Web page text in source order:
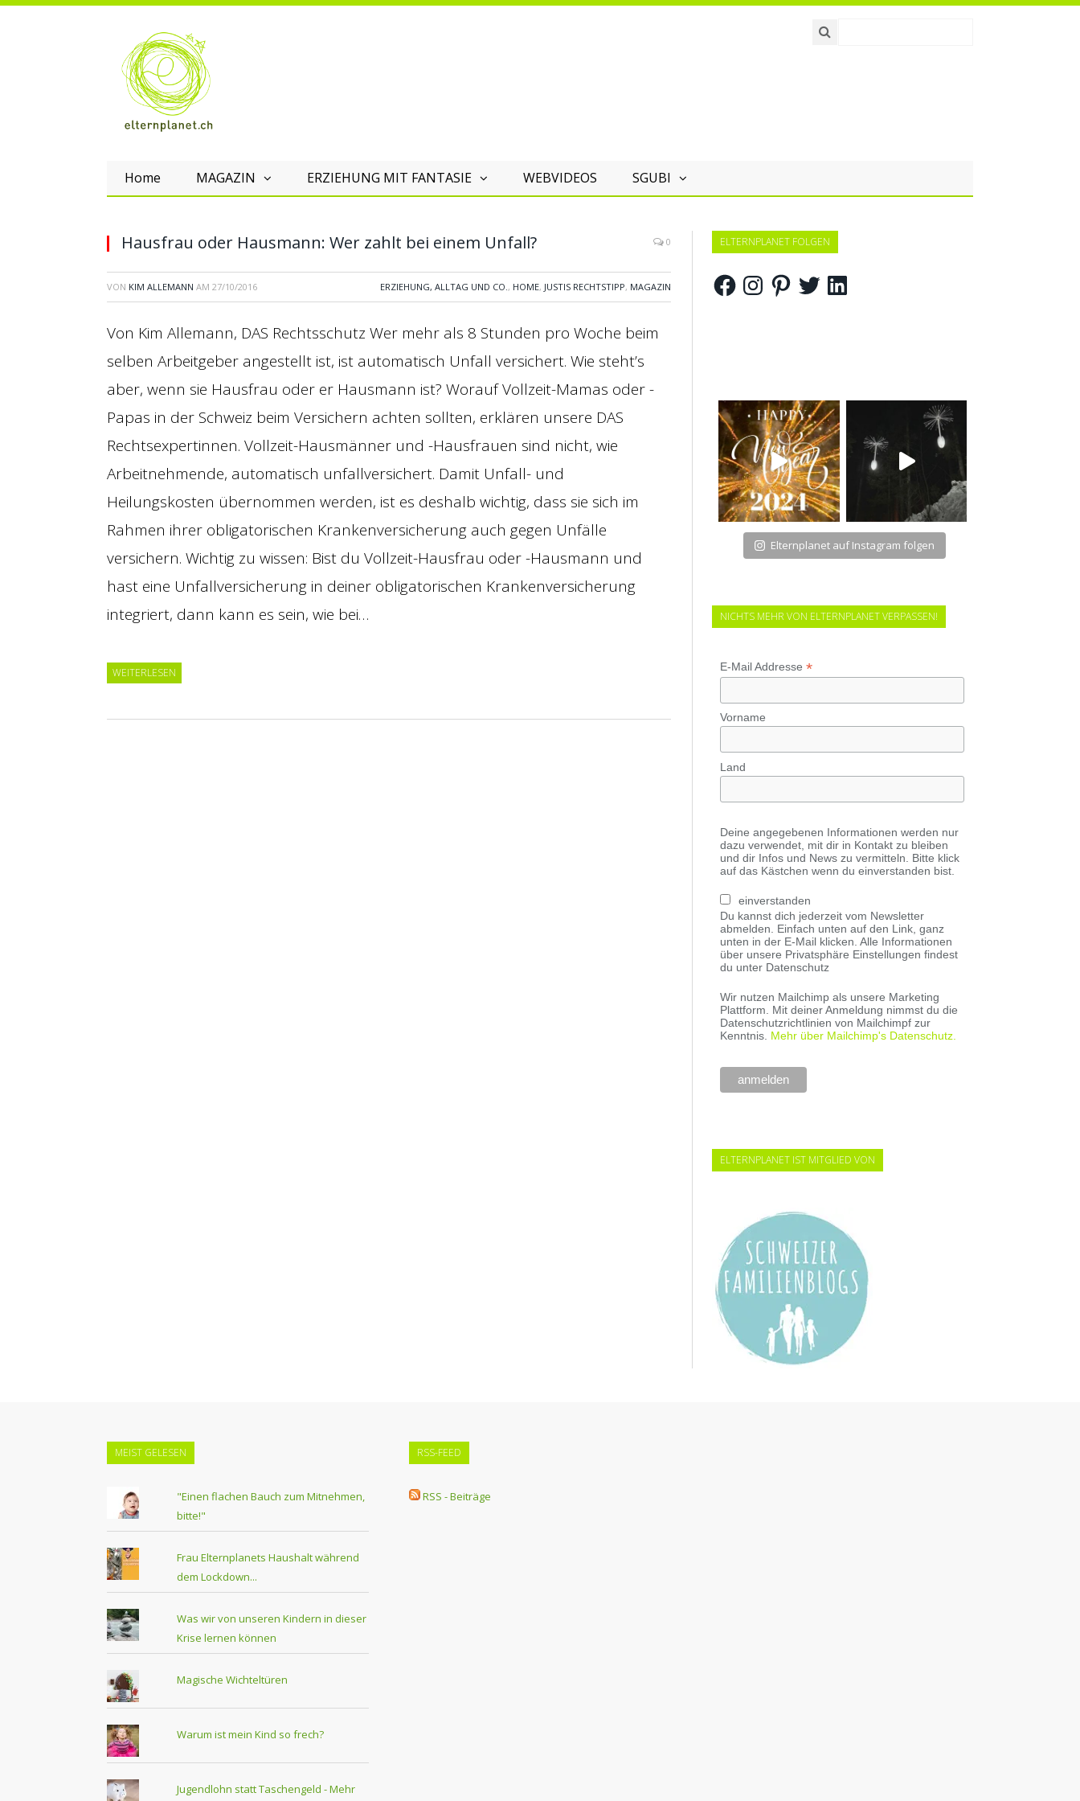
Home MAGAZIN ERZIEHUNG MIT FANTASIE WEBVIDEOS SGUBI
Hausfrau oder Hausmann: Wer zahlt bei einem Unfall? 0
VON KIM ALLEMANN AM 27/10/2016 ERZIEHUNG, ALLTAG UND CO., HOME, JUSTIS RECHTSTIPP, MAGAZIN
Von Kim Allemann, DAS Rechtsschutz Wer mehr als 8 Stunden pro Woche beim
selben Arbeitgeber angestellt ist, ist automatisch Unfall versichert. Wie steht’s
aber, wenn sie Hausfrau oder er Hausmann ist? Worauf Vollzeit-Mamas oder -
Papas in der Schweiz beim Versichern achten sollten, erklären unsere DAS
Rechtsexpertinnen. Vollzeit-Hausmänner und -Hausfrauen sind nicht, wie
Arbeitnehmende, automatisch unfallversichert. Damit Unfall- und
Heilungskosten übernommen werden, ist es deshalb wichtig, dass sie sich im
Rahmen ihrer obligatorischen Krankenversicherung auch gegen Unfälle
versichern. Wichtig zu wissen: Bist du Vollzeit-Hausfrau oder -Hausmann und
hast eine Unfallversicherung in deiner obligatorischen Krankenversicherung
integriert, dann kann es sein, wie bei…
WEITERLESEN
ELTERNPLANET FOLGEN
FacebookInstagramPinterestTwitterLinkedIn
Elternplanet auf Instagram folgen
NICHTS MEHR VON ELTERNPLANET VERPASSEN!
E-Mail Addresse *
Vorname
Land
Deine angegebenen Informationen werden nur
dazu verwendet, mit dir in Kontakt zu bleiben
und dir Infos und News zu vermitteln. Bitte klick
auf das Kästchen wenn du einverstanden bist.
einverstanden
Du kannst dich jederzeit vom Newsletter
abmelden. Einfach unten auf den Link, ganz
unten in der E-Mail klicken. Alle Informationen
über unsere Privatsphäre Einstellungen findest
du unter Datenschutz
Wir nutzen Mailchimp als unsere Marketing
Plattform. Mit deiner Anmeldung nimmst du die
Datenschutzrichtlinien von Mailchimpf zur
Kenntnis. Mehr über Mailchimp's Datenschutz.
ELTERNPLANET IST MITGLIED VON
MEIST GELESEN
"Einen flachen Bauch zum Mitnehmen,
bitte!"
Frau Elternplanets Haushalt während
dem Lockdown...
Was wir von unseren Kindern in dieser
Krise lernen können
Magische Wichteltüren
Warum ist mein Kind so frech?
Jugendlohn statt Taschengeld - Mehr
RSS-FEED
RSS - Beiträge